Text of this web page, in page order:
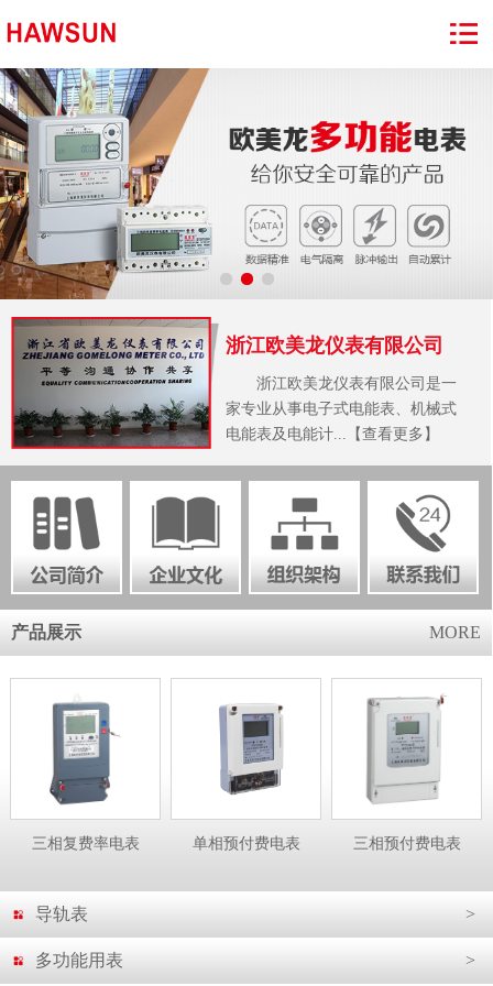
浙江欧美龙仪表有限公司
浙江欧美龙仪表有限公司是一
家专业从事电子式电能表、机械式
电能表及电能计...【查看更多】
产品展示 MORE
三相复费率电表 单相预付费电表 三相预付费电表
导轨表 >
多功能用表 >